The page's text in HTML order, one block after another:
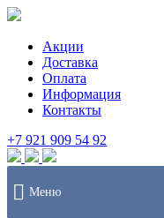
Акции
Доставка
Оплата
Информация
Контакты
+7 921 909 54 92
Меню